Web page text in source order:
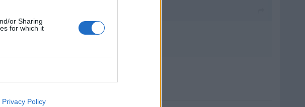
or Sharing
for which it
Privacy Policy
desmontar y llevarlo a limpiar